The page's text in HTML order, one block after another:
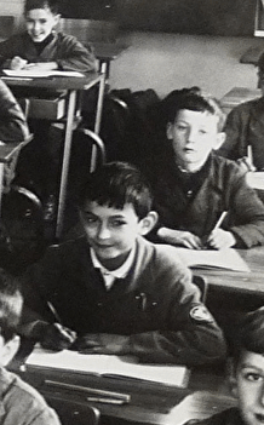
affichées